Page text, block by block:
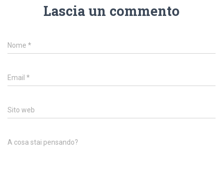
Lascia un commento
Nome *
Email *
Sito web
A cosa stai pensando?